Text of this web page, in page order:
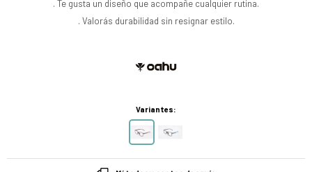
. Te gusta un diseño que acompañe cualquier rutina.
. Valorás durabilidad sin resignar estilo.
Variantes: